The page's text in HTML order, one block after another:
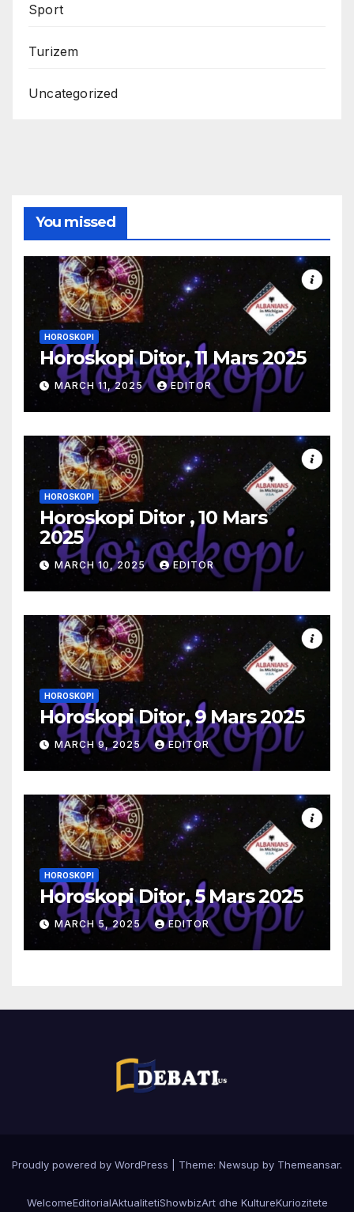
Sport
Turizem
Uncategorized
You missed
HOROSKOPI
Horoskopi Ditor, 11 Mars 2025
MARCH 11, 2025 EDITOR
HOROSKOPI
Horoskopi Ditor , 10 Mars
2025
MARCH 10, 2025 EDITOR
HOROSKOPI
Horoskopi Ditor, 9 Mars 2025
MARCH 9, 2025 EDITOR
HOROSKOPI
Horoskopi Ditor, 5 Mars 2025
MARCH 5, 2025 EDITOR
Proudly powered by WordPress Theme: Newsup by Themeansar.
WelcomeEditorialAktualitetiShowbizArt dhe KultureKuriozitete